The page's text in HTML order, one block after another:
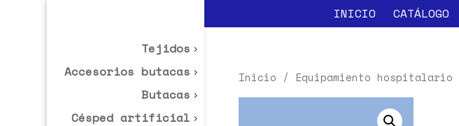
INICIO CATÁLOGO
Tejidos
Accesorios butacas
Butacas
Césped artificial
Inicio / Equipamiento hospitalario